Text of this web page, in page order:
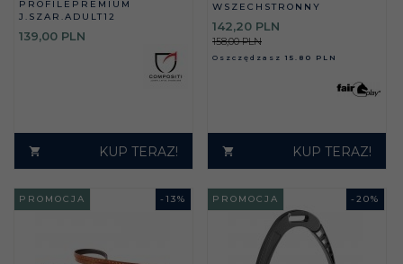
PROFILEPREMIUM
J.SZAR.ADULT12
139,00 PLN
KUP TERAZ!
WSZECHSTRONNY
142,20 PLN
158,00 PLN
Oszczędzasz 15.80 PLN
KUP TERAZ!
- 13%
PROMOCJA - 20%
PROMOCJA